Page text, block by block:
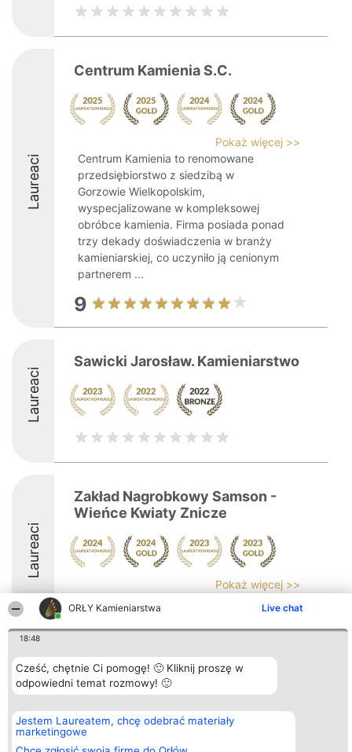
ORŁY Kamieniarstwa Live chat
18:48
Cześć, chętnie Ci pomogę! 🙂 Kliknij proszę w
odpowiedni temat rozmowy! 🙂
Jestem Laureatem, chcę odebrać materiały
marketingowe
Laureaci
Centrum Kamienia S.C.
Pokaż więcej >>
Centrum Kamienia to renomowane
przedsiębiorstwo z siedzibą w
Gorzowie Wielkopolskim,
wyspecjalizowane w kompleksowej
obróbce kamienia. Firma posiada ponad
trzy dekady doświadczenia w branży
kamieniarskiej, co uczyniło ją cenionym
partnerem ...
9
Laureaci
Sawicki Jarosław. Kamieniarstwo
Laureaci
Zakład Nagrobkowy Samson -
Wieńce Kwiaty Znicze
Pokaż więcej >>
Organizator plebiscytu
Bright Side Solutions sp. z o.
o. sp. k.
Wrocław 50-079
KRS 0000749100 | Regon
381313360 | NIP 8943132676
Plebiscyt
Laureaci
Lista
Laureatów
Zasady
Kontakt